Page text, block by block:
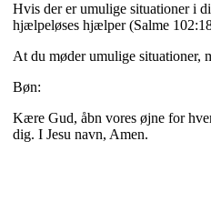
Hvis der er umulige situationer i
hjælpeløses hjælper (Salme
At du møder umulige situationer,
Bøn:
Kære Gud, åbn vores øjne for
dig. I Jesu navn, Amen.